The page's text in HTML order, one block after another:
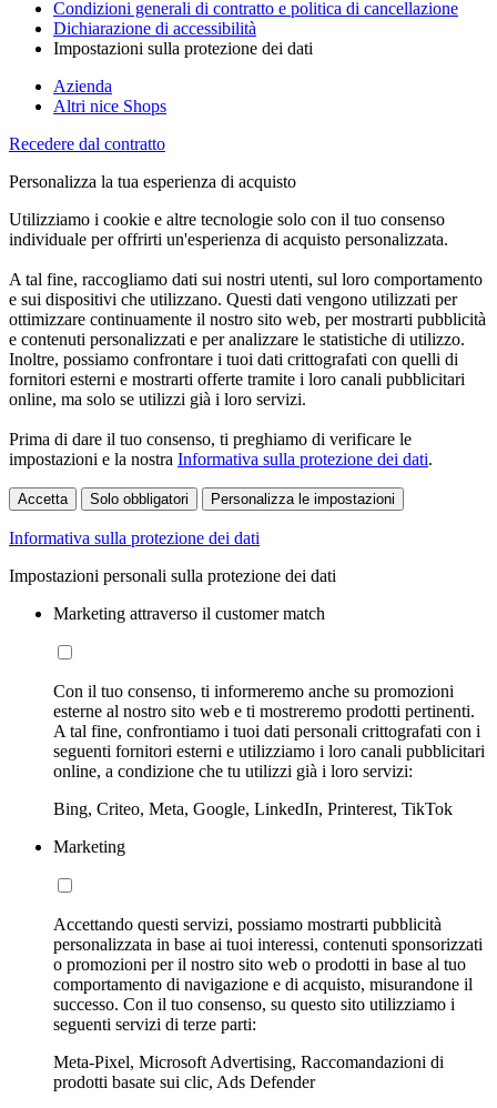
Condizioni generali di contratto e politica di cancellazione
Dichiarazione di accessibilità
Impostazioni sulla protezione dei dati
Azienda
Altri nice Shops
Recedere dal contratto
Personalizza la tua esperienza di acquisto
Utilizziamo i cookie e altre tecnologie solo con il tuo consenso
individuale per offrirti un'esperienza di acquisto personalizzata.
A tal fine, raccogliamo dati sui nostri utenti, sul loro comportamento
e sui dispositivi che utilizzano. Questi dati vengono utilizzati per
ottimizzare continuamente il nostro sito web, per mostrarti pubblicità
e contenuti personalizzati e per analizzare le statistiche di utilizzo.
Inoltre, possiamo confrontare i tuoi dati crittografati con quelli di
fornitori esterni e mostrarti offerte tramite i loro canali pubblicitari
online, ma solo se utilizzi già i loro servizi.
Prima di dare il tuo consenso, ti preghiamo di verificare le
impostazioni e la nostra Informativa sulla protezione dei dati.
Accetta Solo obbligatori Personalizza le impostazioni
Informativa sulla protezione dei dati
Impostazioni personali sulla protezione dei dati
Marketing attraverso il customer match
Con il tuo consenso, ti informeremo anche su promozioni
esterne al nostro sito web e ti mostreremo prodotti pertinenti.
A tal fine, confrontiamo i tuoi dati personali crittografati con i
seguenti fornitori esterni e utilizziamo i loro canali pubblicitari
online, a condizione che tu utilizzi già i loro servizi:
Bing, Criteo, Meta, Google, LinkedIn, Printerest, TikTok
Marketing
Accettando questi servizi, possiamo mostrarti pubblicità
personalizzata in base ai tuoi interessi, contenuti sponsorizzati
o promozioni per il nostro sito web o prodotti in base al tuo
comportamento di navigazione e di acquisto, misurandone il
successo. Con il tuo consenso, su questo sito utilizziamo i
seguenti servizi di terze parti:
Meta-Pixel, Microsoft Advertising, Raccomandazioni di
prodotti basate sui clic, Ads Defender